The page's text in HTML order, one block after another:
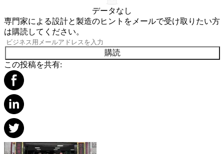
データなし
専門家による設計と製造のヒントをメールで受け取りたい方
は購読してください。
購読
この投稿を共有: